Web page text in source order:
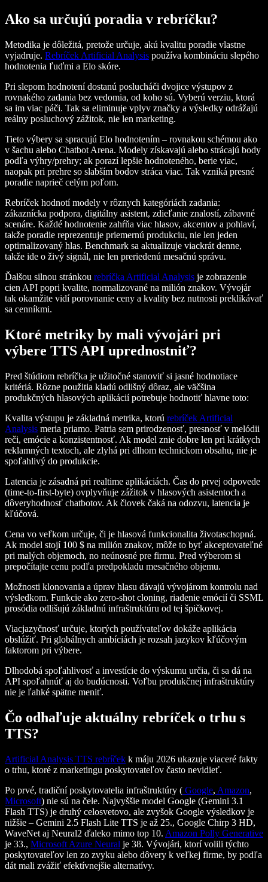
Ako sa určujú poradia v rebríčku?
Metodika je dôležitá, pretože určuje, akú kvalitu poradie vlastne
vyjadruje. Rebríček Artificial Analysis používa kombináciu slepého
hodnotenia ľuďmi a Elo skóre.
Pri slepom hodnotení dostanú poslucháči dvojice výstupov z
rovnakého zadania bez vedomia, od koho sú. Vyberú verziu, ktorá
sa im viac páči. Tak sa eliminuje vplyv značky a výsledky odrážajú
reálny posluchový zážitok, nie len marketing.
Tieto výbery sa spracujú Elo hodnotením – rovnakou schémou ako
v šachu alebo Chatbot Arena. Modely získavajú alebo strácajú body
podľa výhry/prehry; ak porazí lepšie hodnoteného, berie viac,
naopak pri prehre so slabším bodov stráca viac. Tak vzniká presné
poradie naprieč celým poľom.
Rebríček hodnotí modely v rôznych kategóriách zadania:
zákaznícka podpora, digitálny asistent, zdieľanie znalostí, zábavné
scenáre. Každé hodnotenie zahŕňa viac hlasov, akcentov a pohlaví,
takže poradie reprezentuje priemernú produkciu, nie len jeden
optimalizovaný hlas. Benchmark sa aktualizuje viackrát denne,
takže ide o živý signál, nie len preriedenú mesačnú správu.
Ďalšou silnou stránkou rebríčka Artificial Analysis je zobrazenie
cien API popri kvalite, normalizované na milión znakov. Vývojár
tak okamžite vidí porovnanie ceny a kvality bez nutnosti preklikávať
sa cenníkmi.
Ktoré metriky by mali vývojári pri
výbere TTS API uprednostniť?
Pred štúdiom rebríčka je užitočné stanoviť si jasné hodnotiace
kritériá. Rôzne použitia kladú odlišný dôraz, ale väčšina
produkčných hlasových aplikácií potrebuje hodnotiť hlavne toto:
Kvalita výstupu je základná metrika, ktorú rebríček Artificial
Analysis meria priamo. Patria sem prirodzenosť, presnosť v melódii
reči, emócie a konzistentnosť. Ak model znie dobre len pri krátkych
reklamných textoch, ale zlyhá pri dlhom technickom obsahu, nie je
spoľahlivý do produkcie.
Latencia je zásadná pri realtime aplikáciách. Čas do prvej odpovede
(time-to-first-byte) ovplyvňuje zážitok v hlasových asistentoch a
dôveryhodnosť chatbotov. Ak človek čaká na odozvu, latencia je
kľúčová.
Cena vo veľkom určuje, či je hlasová funkcionalita životaschopná.
Ak model stojí 100 $ na milión znakov, môže to byť akceptovateľné
pri malých objemoch, no neúnosné pre firmu. Pred výberom si
prepočítajte cenu podľa predpokladu mesačného objemu.
Možnosti klonovania a úprav hlasu dávajú vývojárom kontrolu nad
výsledkom. Funkcie ako zero-shot cloning, riadenie emócií či SSML
prosódia odlišujú základnú infraštruktúru od tej špičkovej.
Viacjazyčnosť určuje, ktorých používateľov dokáže aplikácia
obslúžiť. Pri globálnych ambíciách je rozsah jazykov kľúčovým
faktorom pri výbere.
Dlhodobá spoľahlivosť a investície do výskumu určia, či sa dá na
API spoľahnúť aj do budúcnosti. Voľbu produkčnej infraštruktúry
nie je ľahké spätne meniť.
Čo odhaľuje aktuálny rebríček o trhu s
TTS?
Artificial Analysis TTS rebríček k máju 2026 ukazuje viaceré fakty
o trhu, ktoré z marketingu poskytovateľov často nevidieť.
Po prvé, tradiční poskytovatelia infraštruktúry ( Google, Amazon,
Microsoft) nie sú na čele. Najvyššie model Google (Gemini 3.1
Flash TTS) je druhý celosvetovo, ale zvyšok Google výsledkov je
nižšie – Gemini 2.5 Flash Lite TTS je až 25., Google Chirp 3 HD,
WaveNet aj Neural2 ďaleko mimo top 10. Amazon Polly Generative
je 33., Microsoft Azure Neural je 38. Vývojári, ktorí volili týchto
poskytovateľov len zo zvyku alebo dôvery k veľkej firme, by podľa
dát mali zvážiť efektívnejšie alternatívy.